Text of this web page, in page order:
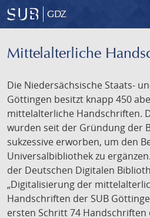
GDZ
Mittelalterliche
Die Niedersächsische Staats-
Göttingen besitzt knapp 450
mittelalterliche Handschriften.
wurden seit der Gründung der
sukzessive erworben, um den
Universalbibliothek zu
der Deutschen Digitalen
„Digitalisierung der
Handschriften der SUB
ersten Schritt 74